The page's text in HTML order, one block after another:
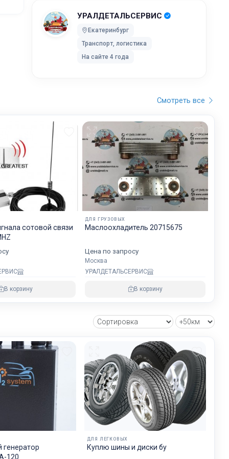
УРАЛДЕТАЛЬСЕРВИС
Екатеринбург
Транспорт, логистика
На сайте 4 года
Мы
на
Смотреть все
сотовой связи
В корзину
ДЛЯ ГРУЗОВЫХ
Маслоохладитель 20715675
Цена по запросу
Москва
УРАЛДЕТАЛЬСЕРВИС
В корзину
120
ДЛЯ ЛЕГКОВЫХ
Куплю шины и диски бу